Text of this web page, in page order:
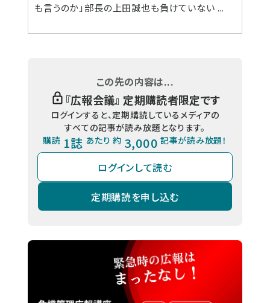
も言うのか」部長の上田誠也も負けていない ...
この先の内容は...
『広報会議』 定期購読者限定です
ログインすると、定期購読しているメディアの
すべての記事が読み放題となります。
購読 1誌 あたり 約 3,000 記事が読み放題！
ログインして読む
定期購読を申し込む